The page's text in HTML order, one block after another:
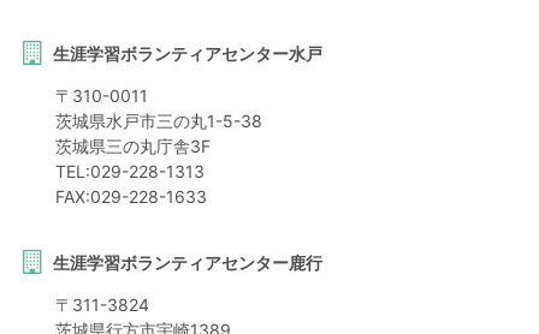
生涯学習ボランティアセンター水戸
〒 310-0011
茨城県水戸市三の丸1-5-38
茨城県三の丸庁舎3F
TEL:029-228-1313
FAX:029-228-1633
生涯学習ボランティアセンター鹿行
〒 311-3824